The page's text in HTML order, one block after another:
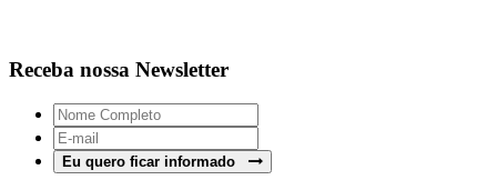
Receba nossa Newsletter
Eu quero ficar informado